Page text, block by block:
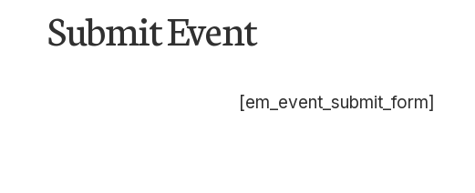
Submit Event
[em_event_submit_form]